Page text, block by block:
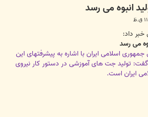
انبوه می رسد
خبر داد:
می رسد
اسلامی ایران با اشاره به پیشرفتهای این
تولید جت های آموزشی در دستور کار نیروی
ایران است.